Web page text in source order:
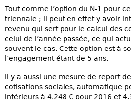
Tout comme l’option du N-1 pour
triennale ; il peut en effet y avoir
revenu qui sert pour le calcul des
celui de l’année passée, ce qui
souvent le cas. Cette option est à
l’engagement étant de 5 ans.
Il y a aussi une mesure de report
cotisations sociales, automatique
inférieurs à 4.248 € pour 2016 et